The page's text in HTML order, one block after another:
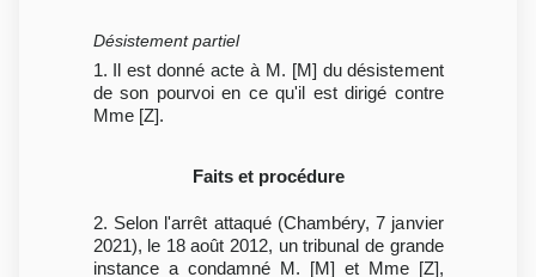
Désistement partiel
1. Il est donné acte à M. [M] du désistement
de son pourvoi en ce qu'il est dirigé contre
Mme [Z].
Faits et procédure
2. Selon l'arrêt attaqué (Chambéry, 7 janvier
2021), le 18 août 2012, un tribunal de grande
instance a condamné M. [M] et Mme [Z],